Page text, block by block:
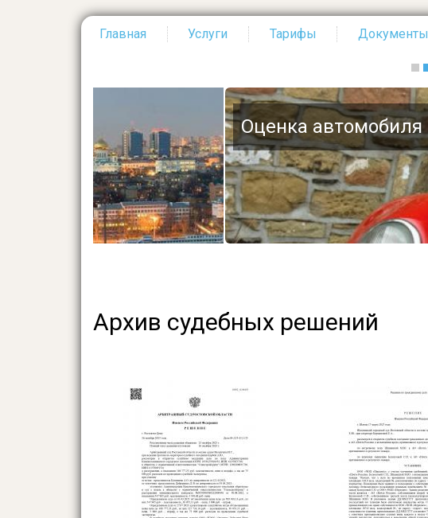
Главная Услуги Тарифы Документы
Оценка автомобиля
Архив судебных решений